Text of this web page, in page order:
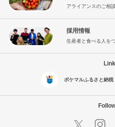
アライアンスのご相
採用情報
生産者と食べる人を
ポケマルふるさと納税